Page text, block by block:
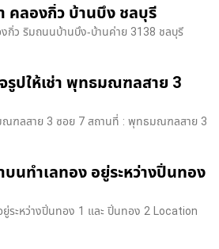
คลองกิ่ว บ้านบึง ชลบุรี
งกิ่ว ริมถนนบ้านบึง-บ้านค่าย 3138 ชลบุรี
จรูปให้เช่า พุทธมณฑลสาย 3
มณฑลสาย 3 ซอย 7 สถานที่ : พุทธมณฑลสาย 3
บนทำเลทอง อยู่ระหว่างปิ่นทอง
ยู่ระหว่างปิ่นทอง 1 และ ปิ่นทอง 2 Location